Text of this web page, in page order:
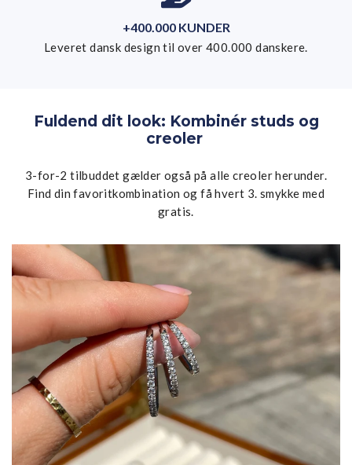
+400.000 KUNDER
Leveret dansk design til over 400.000 danskere.
Fuldend dit look: Kombinér studs og
creoler
3-for-2 tilbuddet gælder også på alle creoler herunder.
Find din favoritkombination og få hvert 3. smykke med
gratis.